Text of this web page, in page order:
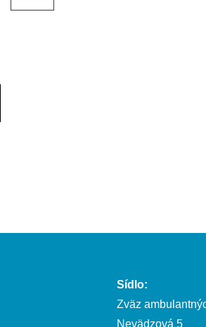
Sídlo:
Zväz
Nevädzová 5